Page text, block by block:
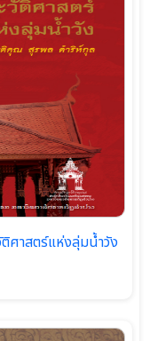
ศาสตร์แห่งลุ่มน้ำวัง